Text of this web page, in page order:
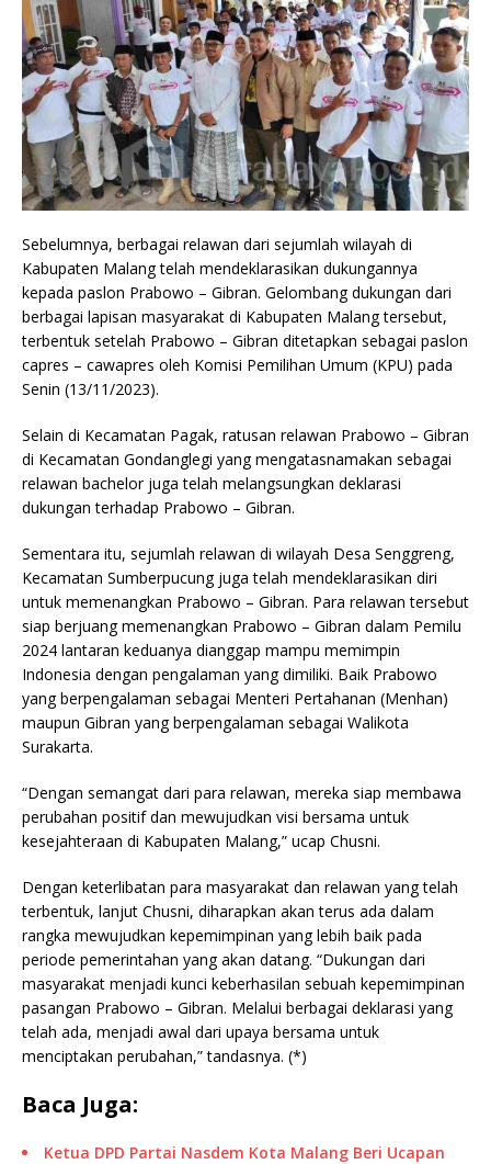
Sebelumnya, berbagai relawan dari sejumlah wilayah di
Kabupaten Malang telah mendeklarasikan dukungannya
kepada paslon Prabowo – Gibran. Gelombang dukungan dari
berbagai lapisan masyarakat di Kabupaten Malang tersebut,
terbentuk setelah Prabowo – Gibran ditetapkan sebagai paslon
capres – cawapres oleh Komisi Pemilihan Umum (KPU) pada
Senin (13/11/2023).
Selain di Kecamatan Pagak, ratusan relawan Prabowo – Gibran
di Kecamatan Gondanglegi yang mengatasnamakan sebagai
relawan bachelor juga telah melangsungkan deklarasi
dukungan terhadap Prabowo – Gibran.
Sementara itu, sejumlah relawan di wilayah Desa Senggreng,
Kecamatan Sumberpucung juga telah mendeklarasikan diri
untuk memenangkan Prabowo – Gibran. Para relawan tersebut
siap berjuang memenangkan Prabowo – Gibran dalam Pemilu
2024 lantaran keduanya dianggap mampu memimpin
Indonesia dengan pengalaman yang dimiliki. Baik Prabowo
yang berpengalaman sebagai Menteri Pertahanan (Menhan)
maupun Gibran yang berpengalaman sebagai Walikota
Surakarta.
“Dengan semangat dari para relawan, mereka siap membawa
perubahan positif dan mewujudkan visi bersama untuk
kesejahteraan di Kabupaten Malang,” ucap Chusni.
Dengan keterlibatan para masyarakat dan relawan yang telah
terbentuk, lanjut Chusni, diharapkan akan terus ada dalam
rangka mewujudkan kepemimpinan yang lebih baik pada
periode pemerintahan yang akan datang. “Dukungan dari
masyarakat menjadi kunci keberhasilan sebuah kepemimpinan
pasangan Prabowo – Gibran. Melalui berbagai deklarasi yang
telah ada, menjadi awal dari upaya bersama untuk
menciptakan perubahan,” tandasnya. (*)
Baca Juga:
Ketua DPD Partai Nasdem Kota Malang Beri Ucapan